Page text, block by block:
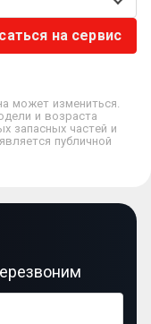
на сервис
может измениться.
и возраста
запасных частей и
публичной